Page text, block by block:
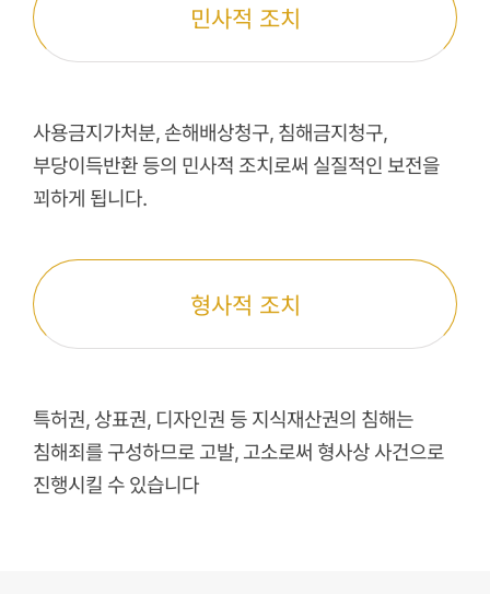
민사적 조치
사용금지가처분, 손해배상청구, 침해금지청구,
부당이득반환 등의 민사적 조치로써 실질적인 보전을
꾀하게 됩니다.
형사적 조치
특허권, 상표권, 디자인권 등 지식재산권의 침해는
침해죄를 구성하므로 고발, 고소로써 형사상 사건으로
진행시킬 수 있습니다